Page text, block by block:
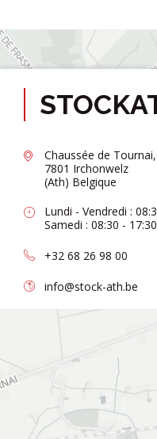
Chaussée de
7801 Irchonwelz
(Ath) Belgique
Lundi - Vendredi :
Samedi : 08:30 - 17:30
+32 68 26 98 00
info@stock-ath.be